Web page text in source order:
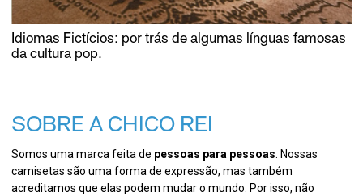
Idiomas Fictícios: por trás de algumas línguas famosas
da cultura pop.
SOBRE A CHICO REI
Somos uma marca feita de pessoas para pessoas. Nossas
camisetas são uma forma de expressão, mas também
acreditamos que elas podem mudar o mundo. Por isso, não